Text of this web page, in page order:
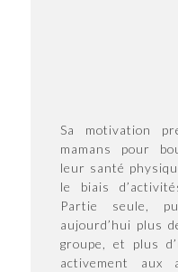
Sa motivation
mamans pour
leur santé
le biais
Partie seule,
aujourd’hui plus
groupe, et plus
activement aux